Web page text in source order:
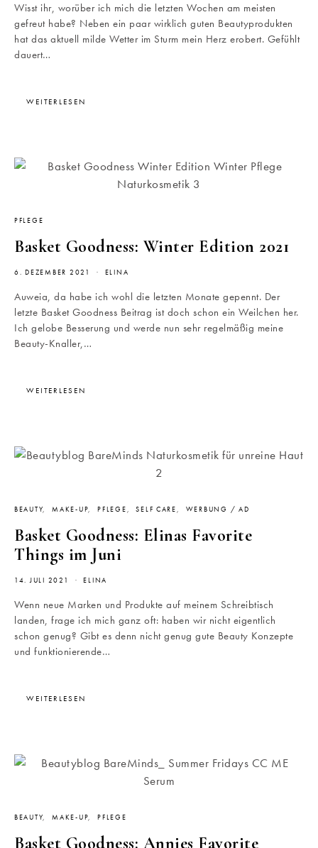
Wisst ihr, worüber ich mich die letzten Wochen am meisten
gefreut habe? Neben ein paar wirklich guten Beautyprodukten
hat das aktuell milde Wetter im Sturm mein Herz erobert. Gefühlt
dauert…
WEITERLESEN
PFLEGE
Basket Goodness: Winter Edition 2021
6. DEZEMBER 2021 ELINA
Auweia, da habe ich wohl die letzten Monate gepennt. Der
letzte Basket Goodness Beitrag ist doch schon ein Weilchen her.
Ich gelobe Besserung und werde nun sehr regelmäßig meine
Beauty-Knaller,…
WEITERLESEN
BEAUTY MAKE-UP PFLEGE SELF CARE WERBUNG / AD
Basket Goodness: Elinas Favorite
Things im Juni
14. JULI 2021 ELINA
Wenn neue Marken und Produkte auf meinem Schreibtisch
landen, frage ich mich ganz oft: haben wir nicht eigentlich
schon genug? Gibt es denn nicht genug gute Beauty Konzepte
und funktionierende…
WEITERLESEN
BEAUTY MAKE-UP PFLEGE
Basket Goodness: Annies Favorite